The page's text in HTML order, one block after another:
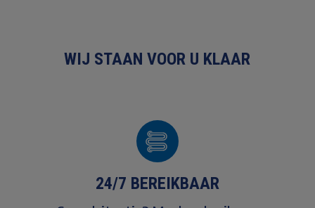
WIJ STAAN VOOR U KLAAR
24/7 BEREIKBAAR